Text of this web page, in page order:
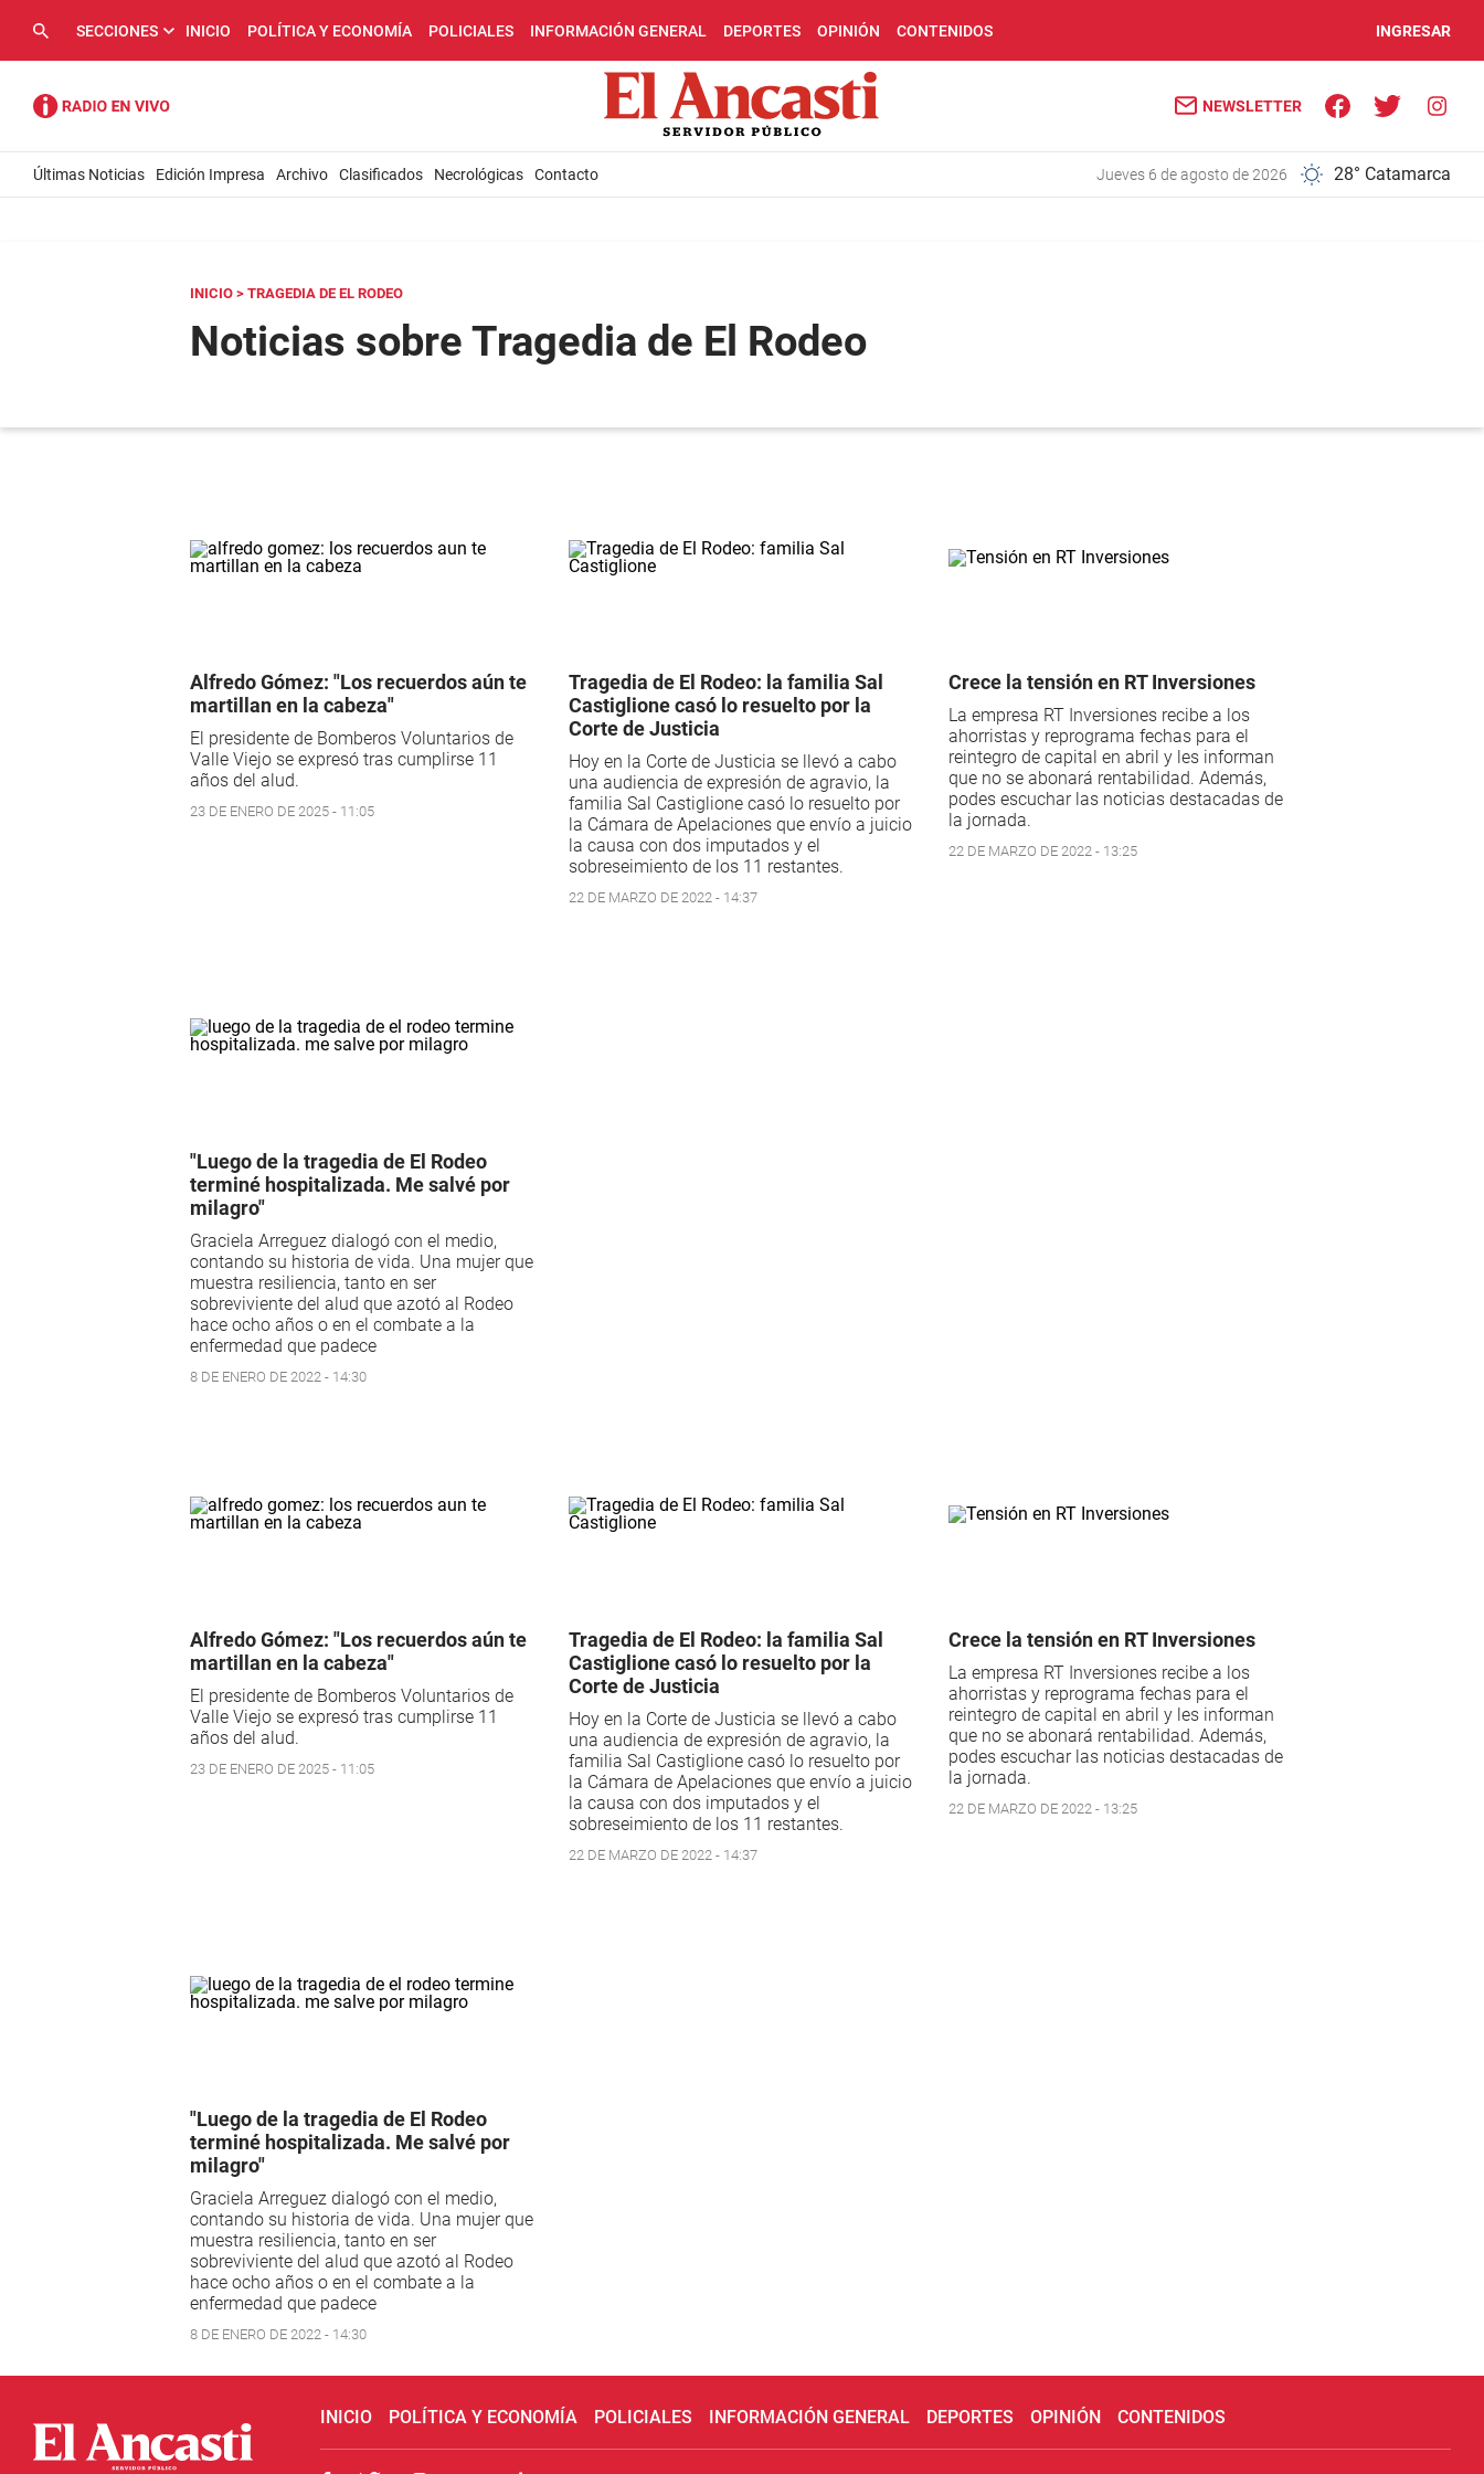
SECCIONES INICIO POLÍTICA Y ECONOMÍA POLICIALES INFORMACIÓN GENERAL DEPORTES OPINIÓN CONTENIDOS INGRESAR
NEWSLETTER
Últimas Noticias Edición Impresa Archivo Clasificados Necrológicas Contacto jueves 6 de agosto de 2026 28° Catamarca
INICIO > TRAGEDIA DE EL RODEO
Noticias sobre Tragedia de El Rodeo
Alfredo Gómez: "Los recuerdos aún te
martillan en la cabeza"
El presidente de Bomberos Voluntarios de
Valle Viejo se expresó tras cumplirse 11
años del alud.
23 DE ENERO DE 2025 - 11:05
Tragedia de El Rodeo: la familia Sal
Castiglione casó lo resuelto por la
Corte de Justicia
Hoy en la Corte de Justicia se llevó a cabo
una audiencia de expresión de agravio, la
familia Sal Castiglione casó lo resuelto por
la Cámara de Apelaciones que envío a juicio
la causa con dos imputados y el
sobreseimiento de los 11 restantes.
22 DE MARZO DE 2022 - 14:37
Crece la tensión en RT Inversiones
La empresa RT Inversiones recibe a los
ahorristas y reprograma fechas para el
reintegro de capital en abril y les informan
que no se abonará rentabilidad. Además,
podes escuchar las noticias destacadas de
la jornada.
22 DE MARZO DE 2022 - 13:25
"Luego de la tragedia de El Rodeo
terminé hospitalizada. Me salvé por
milagro"
Graciela Arreguez dialogó con el medio,
contando su historia de vida. Una mujer que
muestra resiliencia, tanto en ser
sobreviviente del alud que azotó al Rodeo
hace ocho años o en el combate a la
enfermedad que padece
8 DE ENERO DE 2022 - 14:30
Alfredo Gómez: "Los recuerdos aún te
martillan en la cabeza"
El presidente de Bomberos Voluntarios de
Valle Viejo se expresó tras cumplirse 11
años del alud.
23 DE ENERO DE 2025 - 11:05
Tragedia de El Rodeo: la familia Sal
Castiglione casó lo resuelto por la
Corte de Justicia
Hoy en la Corte de Justicia se llevó a cabo
una audiencia de expresión de agravio, la
familia Sal Castiglione casó lo resuelto por
la Cámara de Apelaciones que envío a juicio
la causa con dos imputados y el
sobreseimiento de los 11 restantes.
22 DE MARZO DE 2022 - 14:37
Crece la tensión en RT Inversiones
La empresa RT Inversiones recibe a los
ahorristas y reprograma fechas para el
reintegro de capital en abril y les informan
que no se abonará rentabilidad. Además,
podes escuchar las noticias destacadas de
la jornada.
22 DE MARZO DE 2022 - 13:25
"Luego de la tragedia de El Rodeo
terminé hospitalizada. Me salvé por
milagro"
Graciela Arreguez dialogó con el medio,
contando su historia de vida. Una mujer que
muestra resiliencia, tanto en ser
sobreviviente del alud que azotó al Rodeo
hace ocho años o en el combate a la
enfermedad que padece
8 DE ENERO DE 2022 - 14:30
INICIO POLÍTICA Y ECONOMÍA POLICIALES INFORMACIÓN GENERAL DEPORTES OPINIÓN CONTENIDOS